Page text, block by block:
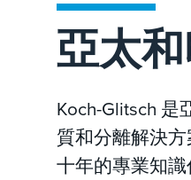
亞太
Koch-Glitsch 是
質和分離解決
十年的專業知